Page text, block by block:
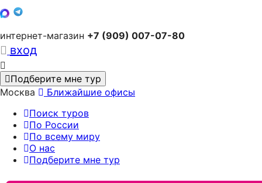
интернет-магазин +7 (909) 007-07-80
вход
Подберите мне тур
Москва
Ближайшие офисы
Поиск туров
По России
По всему миру
О нас
Подберите мне тур